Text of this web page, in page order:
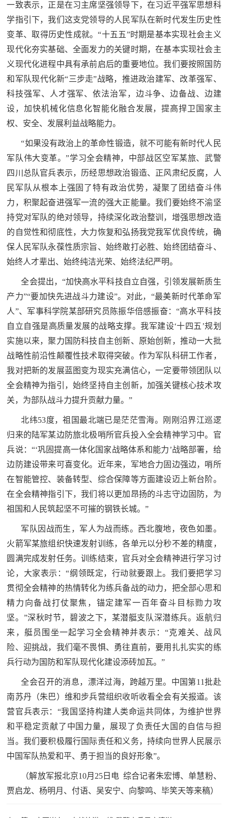
防
智
国
防
英
雄
模
范
英
雄
模
范
退
役
军
人
风
采
退
役
军
人
风
采
退
军
人
服
退
役
文
国
文
化
国
防
色
文
旅
红
色
文
旅
关
于
我
一致表示，正是在习主席坚强领导下，在习近平强军思想科
学指引下，我们这支党领导的人民军队在新时代发生历史性
变革、取得历史性成就。“十五五”时期是基本实现社会主义
现代化夯实基础、全面发力的关键时期，在基本实现社会主
义现代化进程中具有承前启后的重要地位。我们要按照国防
和军队现代化新“三步走”战略，推进政治建军、改革强军、
科技强军、人才强军、依法治军，边斗争、边备战、边建
设，加快机械化信息化智能化融合发展，提高捍卫国家主
权、安全、发展利益战略能力。
“如果没有政治上的革命性锻造，就不可能有新时代人民
军队伟大变革。”学习全会精神，中部战区空军某旅、武警
四川总队官兵表示，历经思想政治锻造、正风肃纪反腐，人
民军队从根本上强固了特有政治优势，凝聚了团结奋斗伟
力，积聚起奋进强军一流的强大正能量。我们要始终不渝坚
持党对军队的绝对领导，持续深化政治整训，增强思想改造
的自觉性和彻底性，大力恢复和弘扬我党我军优良传统，确
保人民军队永葆性质宗旨、始终敢打必胜、始终团结奋斗、
始终人才辈出、始终纯洁光荣、始终法纪严明。
全会提出，“加快高水平科技自立自强，引领发展新质生
产力”“要加快先进战斗力建设”。对此，“最美新时代革命军
人”、军事科学院某部研究员陈振华倍感振奋：“高水平科技
自立自强是高质量发展的战略支撑。我军建设‘十四五’规划
实施以来，聚力国防科技自主创新、原始创新，推动一大批
战略性前沿性颠覆性技术取得突破。作为军队科研工作者，
我对把新的发展蓝图变为现实充满信心，一定要带领团队以
全会精神为指引，始终坚持自主创新，加强关键核心技术攻
关，为部队战斗力提升贡献力量。”
北纬53度，祖国最北端已是茫茫雪海。刚刚沿界江巡逻
归来的陆军某边防旅北极哨所官兵投入全会精神学习中。官
兵说：“‘巩固提高一体化国家战略体系和能力’战略部署，给
边防建设带来可喜变化。近年来，军地合力固边强边，哨所
在智能管控、装备转型、综合保障等方面建设迈上新台阶。
在全会精神指引下，我们将以更加昂扬的斗志守边固防，为
祖国和人民筑起坚不可摧的钢铁长城。”
军队因战而生，军人为战而练。西北腹地，夜色如墨。
火箭军某旅组织快速发射训练，各单元以分秒不差的精度，
圆满完成发射任务。训练结束，官兵对全会精神进行学习讨
论，大家表示：“纲领既定，行动就要跟上。我们要把学习
贯彻全会精神的热情转化为练兵备战的动力，把全部心思和
精力向备战打仗聚焦，锚定建军一百年奋斗目标勠力攻
坚。”深秋时节，碧波之下，某潜艇支队深潜练兵。返航归
来，艇员围坐一起学习全会精神并表示：“克难关、战风
险、迎挑战，我们毫不畏惧、勇往直前，要用扎扎实实的练
兵行动为国防和军队现代化建设添砖加瓦。”
全会召开的消息，漂洋过海，跨越万里。中国第11批赴
南苏丹（朱巴）维和步兵营组织收听收看全会有关报道。该
营官兵表示：“我国坚持构建人类命运共同体，为维护世界
和平稳定贡献了中国力量，展现了负责任大国的自信与担
当。我们要积极履行国际责任和义务，持续向世界人民展示
中国军队热爱和平、勇于担当的良好形象”。
（解放军报北京10月25日电 综合记者朱宏博、单慧粉、
贾启龙、杨明月、付语、吴安宁、向黎鸣、毕笑天等来稿）